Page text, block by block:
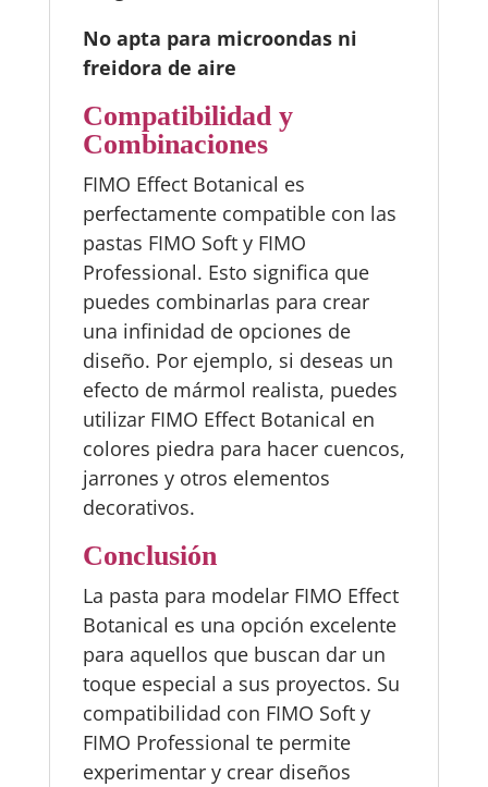
No apta para microondas ni
freidora de aire
Compatibilidad y
Combinaciones
FIMO Effect Botanical es
perfectamente compatible con las
pastas FIMO Soft y FIMO
Professional. Esto significa que
puedes combinarlas para crear
una infinidad de opciones de
diseño. Por ejemplo, si deseas un
efecto de mármol realista, puedes
utilizar FIMO Effect Botanical en
colores piedra para hacer cuencos,
jarrones y otros elementos
decorativos.
Conclusión
La pasta para modelar FIMO Effect
Botanical es una opción excelente
para aquellos que buscan dar un
toque especial a sus proyectos. Su
compatibilidad con FIMO Soft y
FIMO Professional te permite
experimentar y crear diseños